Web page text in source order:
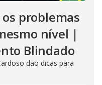
problemas
nível |
Blindado
dão dicas para